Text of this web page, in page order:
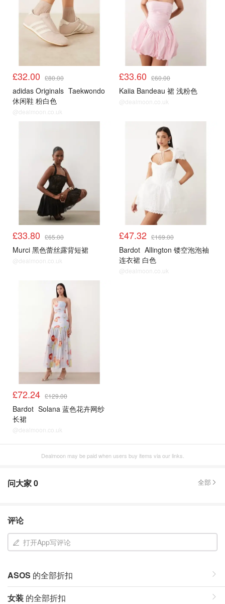
£32.00 £80.00
adidas Originals Taekwondo
休闲鞋 粉白色
@dealmoon.co.uk
£33.60 £60.00
Kaiia Bandeau 裙 浅粉色
@dealmoon.co.uk
£33.80 £65.00
Murci 黑色蕾丝露背短裙
@dealmoon.co.uk
£47.32 £169.00
Bardot Allington 镂空泡泡袖
连衣裙 白色
@dealmoon.co.uk
£72.24 £129.00
Bardot Solana 蓝色花卉网纱
长裙
@dealmoon.co.uk
Dealmoon may be paid when users buy items via our links.
问大家0 全部
评论
打开App写评论
ASOS 的全部折扣
女装 的全部折扣